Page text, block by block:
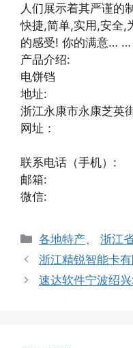
人们展示着其严谨的
快捷,简单,实用,安全,
的感受! 你的满意…
产品介绍:
电饼铛
地址:
浙江永康市永康芝英
网址：
联系电话（手机）:
邮箱:
微信:
分
类
各地特产、浙江
浙江精锐智能卡有
速达软件宁波绍